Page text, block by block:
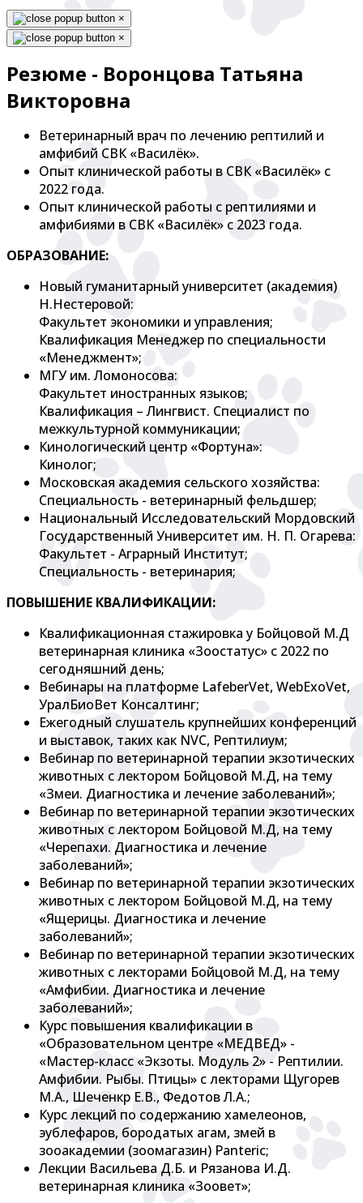
×
×
Резюме - Воронцова Татьяна
Викторовна
Ветеринарный врач по лечению рептилий и
амфибий СВК «Василёк».
Опыт клинической работы в СВК «Василёк» с
2022 года.
Опыт клинической работы с рептилиями и
амфибиями в СВК «Василёк» с 2023 года.
ОБРАЗОВАНИЕ:
Новый гуманитарный университет (академия)
Н.Нестеровой:
Факультет экономики и управления;
Квалификация Менеджер по специальности
«Менеджмент»;
МГУ им. Ломоносова:
Факультет иностранных языков;
Квалификация – Лингвист. Специалист по
межкультурной коммуникации;
Кинологический центр «Фортуна»:
Кинолог;
Московская академия сельского хозяйства:
Специальность - ветеринарный фельдшер;
Национальный Исследовательский Мордовский
Государственный Университет им. Н. П. Огарева:
Факультет - Аграрный Институт;
Специальность - ветеринария;
ПОВЫШЕНИЕ КВАЛИФИКАЦИИ:
Квалификационная стажировка у Бойцовой М.Д
ветеринарная клиника «Зоостатус» с 2022 по
сегодняшний день;
Вебинары на платформе LafeberVet, WebExoVet,
УралБиоВет Консалтинг;
Ежегодный слушатель крупнейших конференций
и выставок, таких как NVC, Рептилиум;
Вебинар по ветеринарной терапии экзотических
животных с лектором Бойцовой М.Д, на тему
«Змеи. Диагностика и лечение заболеваний»;
Вебинар по ветеринарной терапии экзотических
животных с лектором Бойцовой М.Д, на тему
«Черепахи. Диагностика и лечение
заболеваний»;
Вебинар по ветеринарной терапии экзотических
животных с лектором Бойцовой М.Д, на тему
«Ящерицы. Диагностика и лечение
заболеваний»;
Вебинар по ветеринарной терапии экзотических
животных с лекторами Бойцовой М.Д, на тему
«Амфибии. Диагностика и лечение
заболеваний»;
Курс повышения квалификации в
«Образовательном центре «МЕДВЕД» -
«Мастер-класс «Экзоты. Модуль 2» - Рептилии.
Амфибии. Рыбы. Птицы» с лекторами Щугорев
М.А., Шеченкр Е.В., Федотов Л.А.;
Курс лекций по содержанию хамелеонов,
эублефаров, бородатых агам, змей в
зооакадемии (зоомагазин) Panteric;
Лекции Васильева Д.Б. и Рязанова И.Д.
ветеринарная клиника «Зоовет»;